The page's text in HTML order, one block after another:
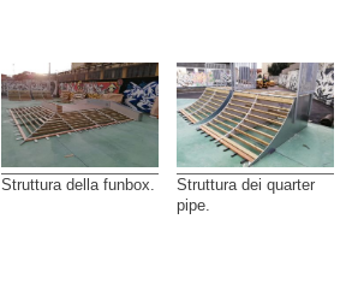
Struttura della funbox.
Struttura dei quarter
pipe.